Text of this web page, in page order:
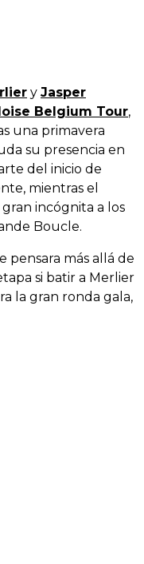
y Jasper
Belgium Tour,
una primavera
su presencia en
del inicio de
mientras el
incógnita a los
Boucle.
pensara más allá de
si batir a Merlier
la gran ronda gala,